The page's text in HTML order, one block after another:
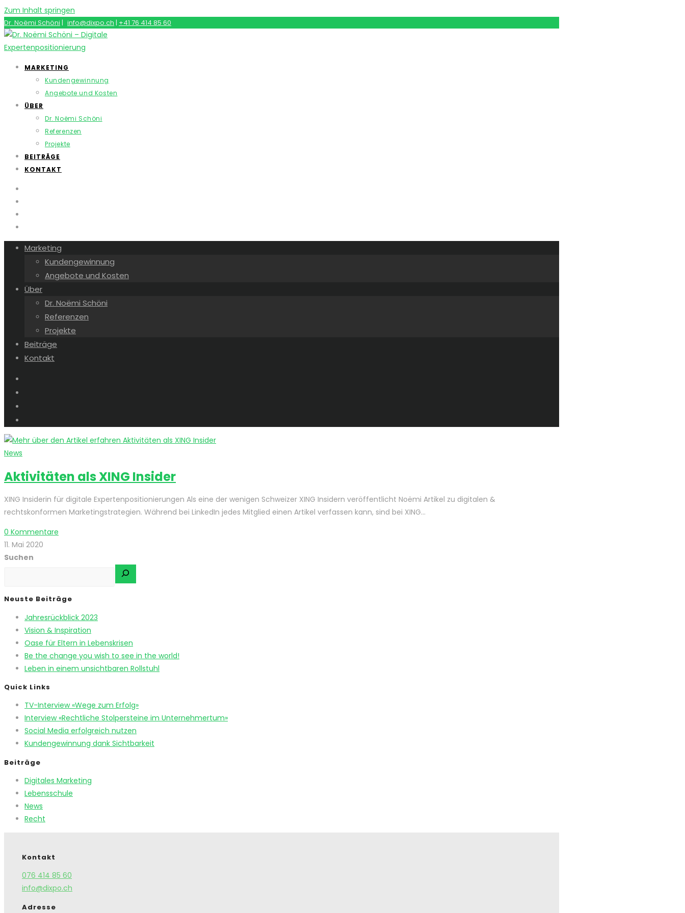
Zum Inhalt springen
Dr. Noëmi Schöni | info@dixpo.ch | +41 76 414 85 60
MARKETING
Kundengewinnung
Angebote und Kosten
ÜBER
Dr. Noëmi Schöni
Referenzen
Projekte
BEITRÄGE
KONTAKT
Marketing
Kundengewinnung
Angebote und Kosten
Über
Dr. Noëmi Schöni
Referenzen
Projekte
Beiträge
Kontakt
News
Aktivitäten als XING Insider
XING Insiderin für digitale Expertenpositionierungen Als eine der wenigen Schweizer XING Insidern veröffentlicht Noëmi Artikel zu digitalen &
rechtskonformen Marketingstrategien. Während bei LinkedIn jedes Mitglied einen Artikel verfassen kann, sind bei XING…
0 Kommentare
11. Mai 2020
Suchen
Neuste Beiträge
Jahresrückblick 2023
Vision & Inspiration
Oase für Eltern in Lebenskrisen
Be the change you wish to see in the world!
Leben in einem unsichtbaren Rollstuhl
Quick Links
TV-Interview «Wege zum Erfolg»
Interview «Rechtliche Stolpersteine im Unternehmertum»
Social Media erfolgreich nutzen
Kundengewinnung dank Sichtbarkeit
Beiträge
Digitales Marketing
Lebensschule
News
Recht
Kontakt
076 414 85 60
info@dixpo.ch
Adresse